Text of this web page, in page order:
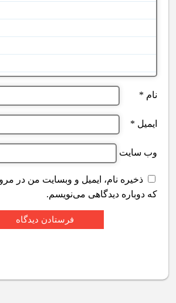
نام *
ایمیل *
وب‌ سایت
ذخیره نام، ایمیل و وبسایت من در
که دوباره دیدگاهی می‌نویسم.